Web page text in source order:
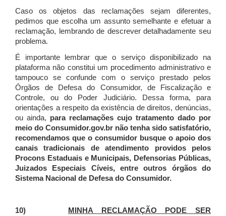
Caso os objetos das reclamações sejam diferentes,
pedimos que escolha um assunto semelhante e efetuar a
reclamação, lembrando de descrever detalhadamente seu
problema.
É importante lembrar que o serviço disponibilizado na
plataforma não constitui um procedimento administrativo e
tampouco se confunde com o serviço prestado pelos
Órgãos de Defesa do Consumidor, de Fiscalização e
Controle, ou do Poder Judiciário. Dessa forma, para
orientações a respeito da existência de direitos, denúncias,
ou ainda, para reclamações cujo tratamento dado por
meio do Consumidor.gov.br não tenha sido satisfatório,
recomendamos que o consumidor busque o apoio dos
canais tradicionais de atendimento providos pelos
Procons Estaduais e Municipais, Defensorias Públicas,
Juizados Especiais Cíveis, entre outros órgãos do
Sistema Nacional de Defesa do Consumidor.
10)
MINHA RECLAMAÇÃO PODE SER